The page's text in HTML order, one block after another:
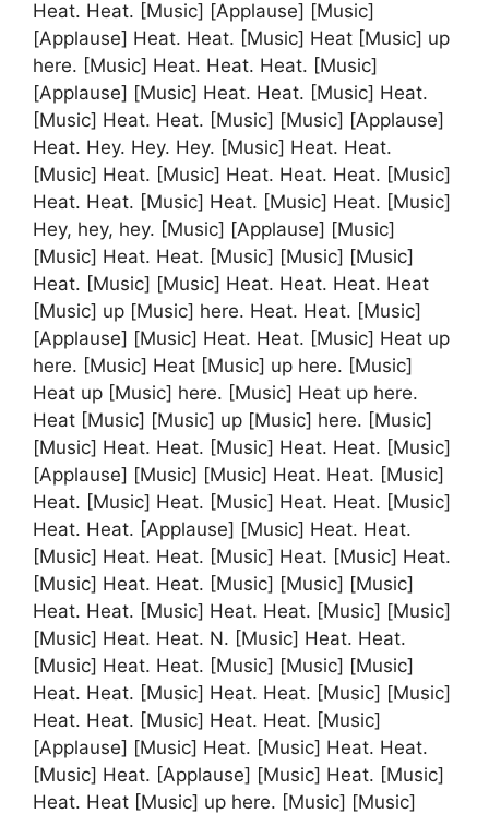
Heat. Heat. [Music] [Applause] [Music]
[Applause] Heat. Heat. [Music] Heat [Music] up
here. [Music] Heat. Heat. Heat. [Music]
[Applause] [Music] Heat. Heat. [Music] Heat.
[Music] Heat. Heat. [Music] [Music] [Applause]
Heat. Hey. Hey. Hey. [Music] Heat. Heat.
[Music] Heat. [Music] Heat. Heat. Heat. [Music]
Heat. Heat. [Music] Heat. [Music] Heat. [Music]
Hey, hey, hey. [Music] [Applause] [Music]
[Music] Heat. Heat. [Music] [Music] [Music]
Heat. [Music] [Music] Heat. Heat. Heat. Heat
[Music] up [Music] here. Heat. Heat. [Music]
[Applause] [Music] Heat. Heat. [Music] Heat up
here. [Music] Heat [Music] up here. [Music]
Heat up [Music] here. [Music] Heat up here.
Heat [Music] [Music] up [Music] here. [Music]
[Music] Heat. Heat. [Music] Heat. Heat. [Music]
[Applause] [Music] [Music] Heat. Heat. [Music]
Heat. [Music] Heat. [Music] Heat. Heat. [Music]
Heat. Heat. [Applause] [Music] Heat. Heat.
[Music] Heat. Heat. [Music] Heat. [Music] Heat.
[Music] Heat. Heat. [Music] [Music] [Music]
Heat. Heat. [Music] Heat. Heat. [Music] [Music]
[Music] Heat. Heat. N. [Music] Heat. Heat.
[Music] Heat. Heat. [Music] [Music] [Music]
Heat. Heat. [Music] Heat. Heat. [Music] [Music]
Heat. Heat. [Music] Heat. Heat. [Music]
[Applause] [Music] Heat. [Music] Heat. Heat.
[Music] Heat. [Applause] [Music] Heat. [Music]
Heat. Heat [Music] up here. [Music] [Music]